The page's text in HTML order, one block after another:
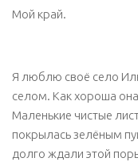
Мой край.
Я люблю своё село
селом. Как хороша
Маленькие чистые
покрылась зелёным
долго ждали этой